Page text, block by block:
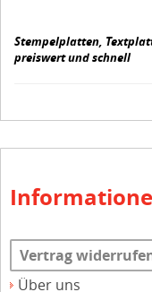
Stempelplatten,
preiswert und schnell
Vertrag
Über uns